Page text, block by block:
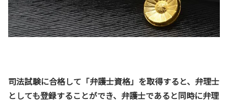
司法試験に合格して「弁護士資格」を取得すると、弁理士
としても登録することができ、弁護士であると同時に弁理